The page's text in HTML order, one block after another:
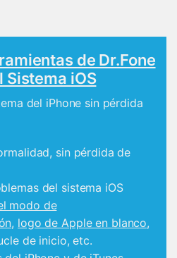
de Dr.Fone
Sistema iOS
del iPhone sin pérdida
sin pérdida de
del sistema iOS
modo de
, logo de Apple en blanco,
de inicio, etc.󠀲󠀡󠀡󠀣󠀡󠀠󠀤󠀦󠀣󠀳